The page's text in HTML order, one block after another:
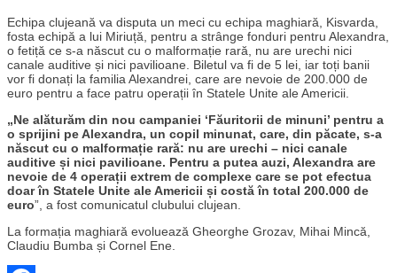
Echipa clujeană va disputa un meci cu echipa maghiară, Kisvarda,
fosta echipă a lui Miriuță, pentru a strânge fonduri pentru Alexandra,
o fetiță ce s-a născut cu o malformație rară, nu are urechi nici
canale auditive și nici pavilioane. Biletul va fi de 5 lei, iar toți banii
vor fi donați la familia Alexandrei, care are nevoie de 200.000 de
euro pentru a face patru operații în Statele Unite ale Americii.
„Ne alăturăm din nou campaniei ‘Făuritorii de minuni’ pentru a
o sprijini pe Alexandra, un copil minunat, care, din păcate, s-a
născut cu o malformație rară: nu are urechi – nici canale
auditive și nici pavilioane. Pentru a putea auzi, Alexandra are
nevoie de 4 operații extrem de complexe care se pot efectua
doar în Statele Unite ale Americii și costă în total 200.000 de
euro”, a fost comunicatul clubului clujean.
La formația maghiară evoluează Gheorghe Grozav, Mihai Mincă,
Claudiu Bumba și Cornel Ene.